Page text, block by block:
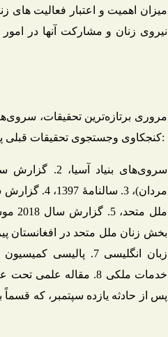
میزان اهمیت و اعتبار فعالیت های
مروری برتازه‌ترین تحقیقات،
کنجکاوی وجستجوی تحقیقات قبلی پرداخته شده که در نتیجه در حدود هفت سند تحقیقی ذیل وجود داشت:
زبان انگلیسی 7.
خدمات ملکی 8. مقاله
پس از حادثه یازده سپتمبر، که